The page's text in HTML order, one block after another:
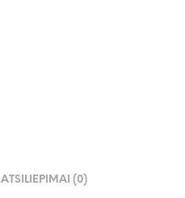
ATSILIEPIMAI (0)